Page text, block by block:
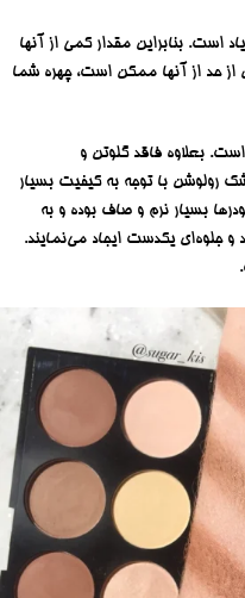
است. بنابراین مقدار کمی از آنها
از حد از آنها ممکن است، چهره شما
بعلاوه فاقد گلوتن و
با توجه به کیفیت بسیار
بسیار نرم و صاف بوده و به
جلوه‌ای یکدست ایجاد ‌می‌نمایند.